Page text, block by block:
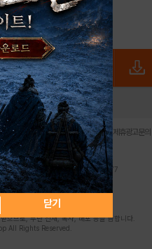
닫기
전 전체앱
보호정책 | 불법촬영물 신고센터 | 제휴광고문의
)스마트나우 대표이사:송현두
락처:063-284-8635 팩스:02-6265-0377
록일자:2016년4월25일
현두 | 편집인:김동욱
으므로, 무단 전재, 복사, 배포 등을 금합니다.
All Rights Reserved.